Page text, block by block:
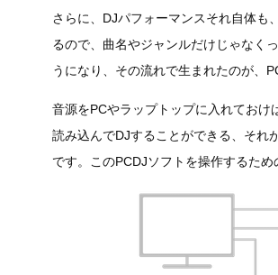
さらに、DJパフォーマンスそれ自体も
るので、曲名やジャンルだけじゃなく
うになり、その流れで生まれたのが、
音源をPCやラップトップに入れておけ
読み込んでDJすることができる、それ
です。このPCDJソフトを操作するた